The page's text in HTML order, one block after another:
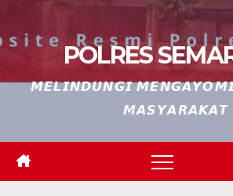
POLRES
𝙈𝙀𝙇𝙄𝙉𝘿𝙐𝙉𝙂𝙄
𝙈𝘼𝙎𝙔𝘼𝙍𝘼𝙆𝘼𝙏